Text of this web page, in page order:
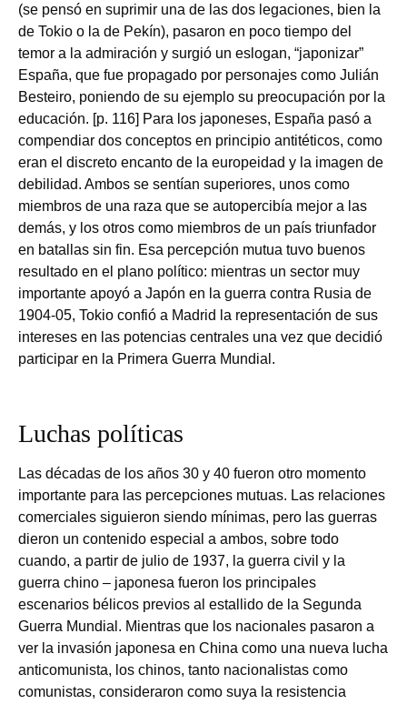
(se pensó en suprimir una de las dos legaciones, bien la
de Tokio o la de Pekín), pasaron en poco tiempo del
temor a la admiración y surgió un eslogan, “japonizar”
España, que fue propagado por personajes como Julián
Besteiro, poniendo de su ejemplo su preocupación por la
educación. [p. 116] Para los japoneses, España pasó a
compendiar dos conceptos en principio antitéticos, como
eran el discreto encanto de la europeidad y la imagen de
debilidad. Ambos se sentían superiores, unos como
miembros de una raza que se autopercibía mejor a las
demás, y los otros como miembros de un país triunfador
en batallas sin fin. Esa percepción mutua tuvo buenos
resultado en el plano político: mientras un sector muy
importante apoyó a Japón en la guerra contra Rusia de
1904-05, Tokio confió a Madrid la representación de sus
intereses en las potencias centrales una vez que decidió
participar en la Primera Guerra Mundial.
Luchas políticas
Las décadas de los años 30 y 40 fueron otro momento
importante para las percepciones mutuas. Las relaciones
comerciales siguieron siendo mínimas, pero las guerras
dieron un contenido especial a ambos, sobre todo
cuando, a partir de julio de 1937, la guerra civil y la
guerra chino – japonesa fueron los principales
escenarios bélicos previos al estallido de la Segunda
Guerra Mundial. Mientras que los nacionales pasaron a
ver la invasión japonesa en China como una nueva lucha
anticomunista, los chinos, tanto nacionalistas como
comunistas, consideraron como suya la resistencia